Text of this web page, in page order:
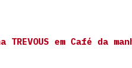
em Café da